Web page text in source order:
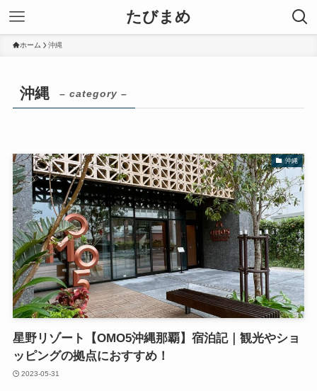
たびまめ
ホーム 沖縄
沖縄 – category –
沖縄
星野リゾート【OMO5沖縄那覇】宿泊記｜観光やショ
ッピングの拠点におすすめ！
2023-05-31